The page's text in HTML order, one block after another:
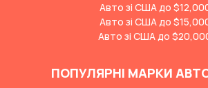
Авто зі США до
Авто зі США до
Авто зі США до
ПОПУЛЯРНІ МАРКИ